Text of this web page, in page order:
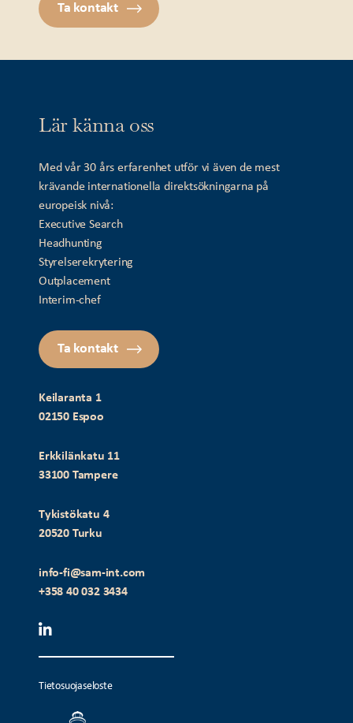
Ta kontakt
Keilaranta 1
02150 Espoo
Erkkilänkatu 11
33100 Tampere
Tykistökatu 4
20520 Turku
info-fi@sam-int.com
+358 40 032 3434
Lär känna oss
Med vår 30 års erfarenhet utför vi även de mest
krävande internationella direktsökningarna på
europeisk nivå:
Executive Search
Headhunting
Styrelserekrytering
Outplacement
Interim-chef
Ta kontakt
Tietosuojaseloste